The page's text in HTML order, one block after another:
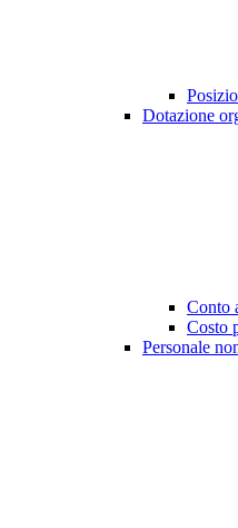
Dotazione
Conto
Costo
Personale